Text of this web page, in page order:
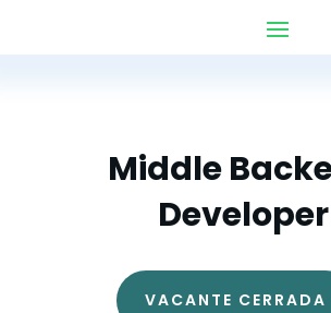
Middle
Developer
VACANTE CERRADA